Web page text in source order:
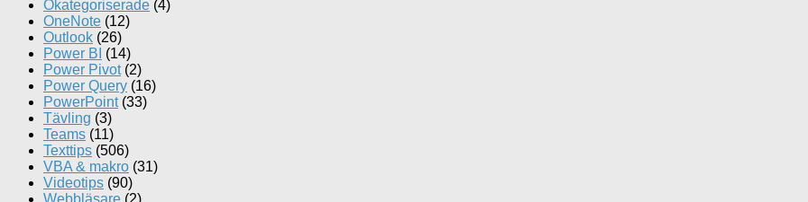
Okategoriserade (4)
OneNote (12)
Outlook (26)
Power BI (14)
Power Pivot(2)
Power Query (16)
PowerPoint(33)
Tävling (3)
Teams (11)
Texttips (506)
VBA & makro (31)
Videotips (90)
Webbläsare (2)